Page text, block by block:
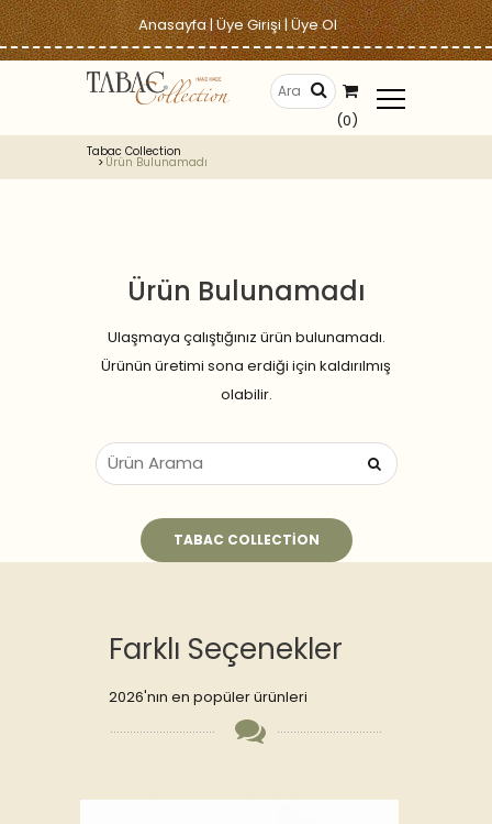
Anasayfa|Üye Girişi|Üye Ol
(0)
Tabac Collection
Ürün Bulunamadı
Ürün Bulunamadı
Ulaşmaya çalıştığınız ürün bulunamadı.
Ürünün üretimi sona erdiği için kaldırılmış
olabilir.
TABAC COLLECTION
Farklı Seçenekler
2026'nın en popüler ürünleri